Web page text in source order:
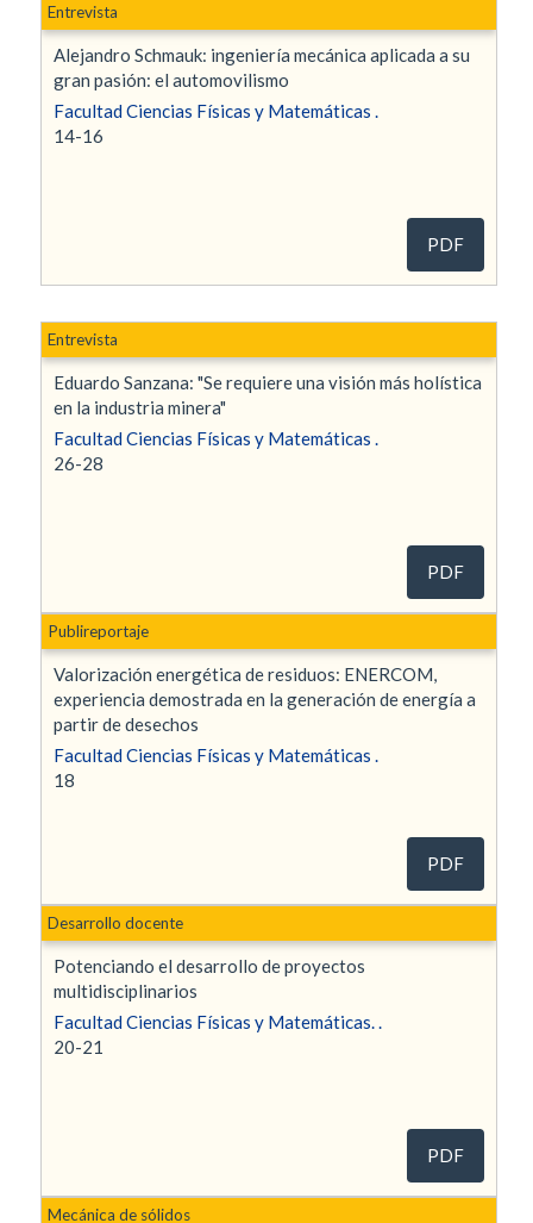
Alejandro Schmauk: ingeniería mecánica aplicada a su
gran pasión: el automovilismo
Facultad Ciencias Físicas y Matemáticas .
14-16
Entrevista
PDF
Eduardo Sanzana: "Se requiere una visión más holística
en la industria minera"
Facultad Ciencias Físicas y Matemáticas .
26-28
Entrevista
PDF
Valorización energética de residuos: ENERCOM,
experiencia demostrada en la generación de energía a
partir de desechos
Facultad Ciencias Físicas y Matemáticas .
18
Publireportaje
PDF
Potenciando el desarrollo de proyectos
multidisciplinarios
Facultad Ciencias Físicas y Matemáticas. .
20-21
Desarrollo docente
PDF
Mecánica de sólidos